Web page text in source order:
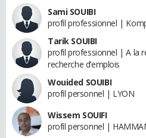
Sami SOUIBI
profil professionnel |
Tarik SOUIBI
profil professionnel | A la
recherche d’emplois
Wouided SOUIBI
profil personnel | LYON
Wissem SOUIFI
profil personnel |